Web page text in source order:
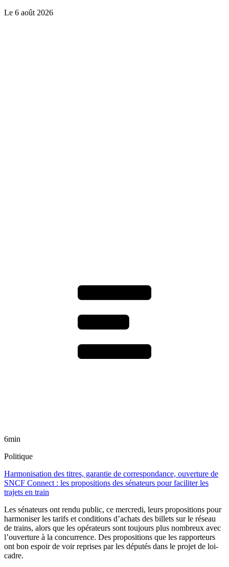
Le 6 août 2026
6min
Politique
Harmonisation des titres, garantie de correspondance, ouverture de
SNCF Connect : les propositions des sénateurs pour faciliter les
trajets en train
Les sénateurs ont rendu public, ce mercredi, leurs propositions pour
harmoniser les tarifs et conditions d’achats des billets sur le réseau
de trains, alors que les opérateurs sont toujours plus nombreux avec
l’ouverture à la concurrence. Des propositions que les rapporteurs
ont bon espoir de voir reprises par les députés dans le projet de loi-
cadre.